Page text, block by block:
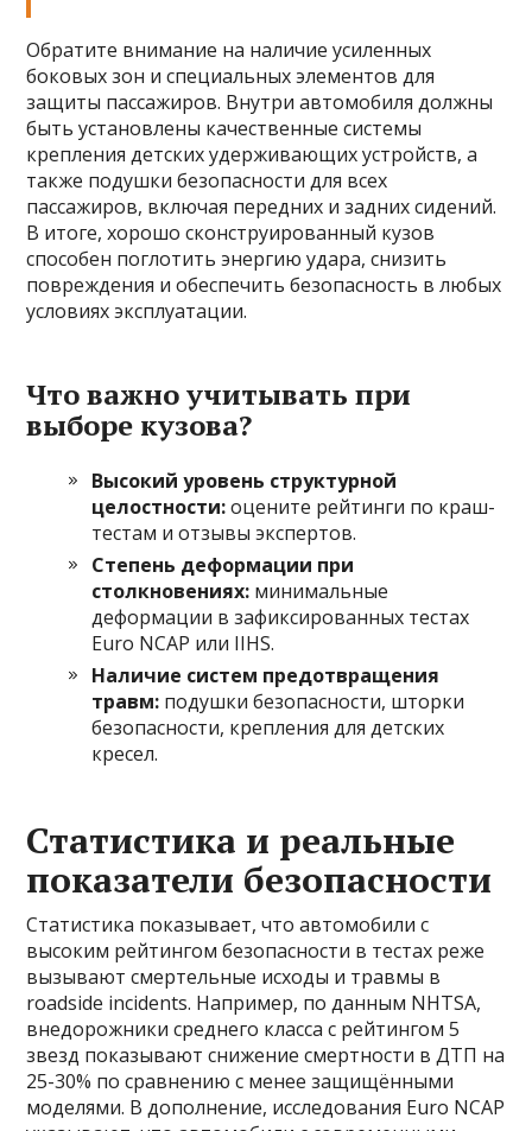
Обратите внимание на наличие усиленных
боковых зон и специальных элементов для
защиты пассажиров. Внутри автомобиля должны
быть установлены качественные системы
крепления детских удерживающих устройств, а
также подушки безопасности для всех
пассажиров, включая передних и задних сидений.
В итоге, хорошо сконструированный кузов
способен поглотить энергию удара, снизить
повреждения и обеспечить безопасность в любых
условиях эксплуатации.
Что важно учитывать при
выборе кузова?
Высокий уровень структурной
целостности:оцените рейтинги по краш-
тестам и отзывы экспертов.
Степень деформации при
столкновениях: минимальные
деформации в зафиксированных тестах
Euro NCAP или IIHS.
Наличие систем предотвращения
травм: подушки безопасности, шторки
безопасности, крепления для детских
кресел.
Статистика и реальные
показатели безопасности
Статистика показывает, что автомобили с
высоким рейтингом безопасности в тестах реже
вызывают смертельные исходы и травмы в
roadside incidents. Например, по данным NHTSA,
внедорожники среднего класса с рейтингом 5
звезд показывают снижение смертности в ДТП на
25-30% по сравнению с менее защищёнными
моделями. В дополнение, исследования Euro NCAP